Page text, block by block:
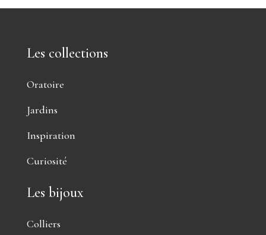
Les collections
Oratoire
Jardins
Inspiration
Curiosité
Les bijoux
Colliers